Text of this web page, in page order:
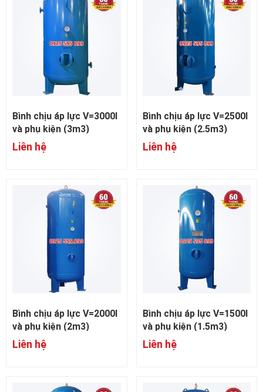
Bình chịu áp lực V=3000l
và phụ kiện (3m3)
Liên hệ
Bình chịu áp lực V=2500l
và phụ kiện (2.5m3)
Liên hệ
Bình chịu áp lực V=2000l
và phụ kiện (2m3)
Liên hệ
Bình chịu áp lực V=1500l
và phụ kiện (1.5m3)
Liên hệ